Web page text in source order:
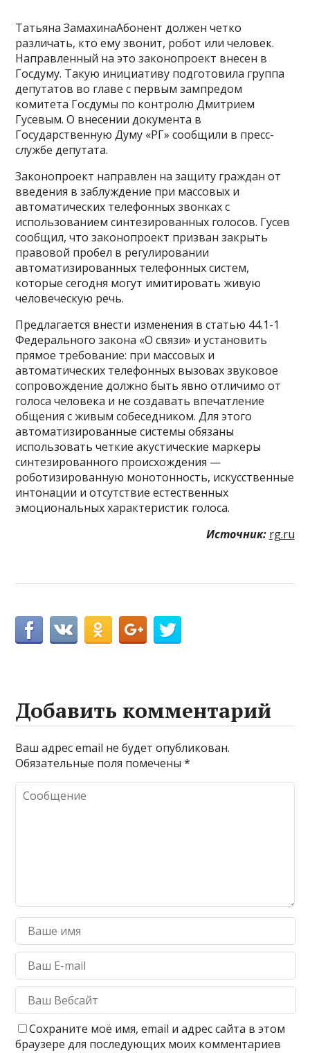
Татьяна ЗамахинаАбонент должен четко
различать, кто ему звонит, робот или человек.
Направленный на это законопроект внесен в
Госдуму. Такую инициативу подготовила группа
депутатов во главе с первым зампредом
комитета Госдумы по контролю Дмитрием
Гусевым. О внесении документа в
Государственную Думу «РГ» сообщили в пресс-
службе депутата.
Законопроект направлен на защиту граждан от
введения в заблуждение при массовых и
автоматических телефонных звонках с
использованием синтезированных голосов. Гусев
сообщил, что законопроект призван закрыть
правовой пробел в регулировании
автоматизированных телефонных систем,
которые сегодня могут имитировать живую
человеческую речь.
Предлагается внести изменения в статью 44.1-1
Федерального закона «О связи» и установить
прямое требование: при массовых и
автоматических телефонных вызовах звуковое
сопровождение должно быть явно отличимо от
голоса человека и не создавать впечатление
общения с живым собеседником. Для этого
автоматизированные системы обязаны
использовать четкие акустические маркеры
синтезированного происхождения —
роботизированную монотонность, искусственные
интонации и отсутствие естественных
эмоциональных характеристик голоса.
Источник: rg.ru
Добавить комментарий
Ваш адрес email не будет опубликован.
Обязательные поля помечены*
Сохраните моё имя, email и адрес сайта в этом
браузере для последующих моих комментариев